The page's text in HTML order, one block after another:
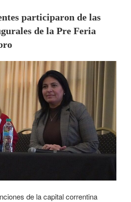
participaron de las
de la Pre Feria
de la capital correntina